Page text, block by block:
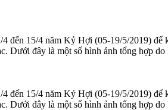
đến 15/4 năm Kỷ Hợi (05-19/5/2019) để
Dưới đây là một số hình ảnh tổng hợp
đến 15/4 năm Kỷ Hợi (05-19/5/2019) để
Dưới đây là một số hình ảnh tổng hợp